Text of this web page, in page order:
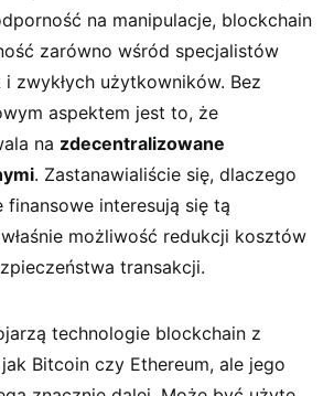
na manipulacje, blockchain
zarówno wśród ⁣specjalistów⁣
zwykłych ‍użytkowników. ⁢Bez
aspektem jest to, że
‍na zdecentralizowane
. Zastanawialiście się, dlaczego
finansowe interesują się tą
możliwość ​redukcji kosztów
transakcji.
technologie blockchain z
Bitcoin ⁢czy Ethereum, ale jego⁣